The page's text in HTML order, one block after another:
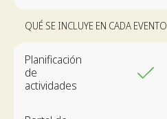
QUÉ SE INCLUYE EN CADA EVENTO
Planificación
de
actividades